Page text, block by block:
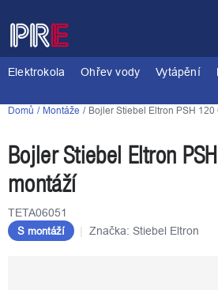
na
obsah
Elektrokola
Ohřev vody Vytápění
Domů Montáže Bojler Stiebel Eltron PSH
Bojler Stiebel Eltron
montáží
TETA06051
S montáží
Značka: Stiebel Eltron